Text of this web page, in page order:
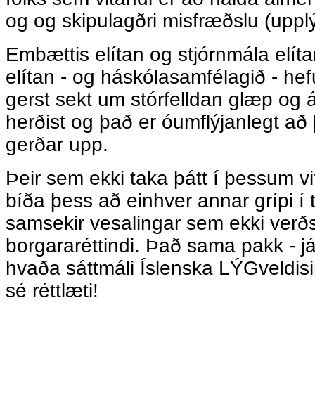
og og skipulagðri misfræðslu
Embættis elítan og stjórnmála
elítan - og háskólasamfélagið -
gerst sekt um stórfelldan glæp og
herðist og það er óumflýjanlegt
gerðar upp.
Þeir sem ekki taka þátt í þessum
bíða þess að einhver annar grípi í
samsekir vesalingar sem ekki
borgararéttindi. Það sama pakk -
hvaða sáttmáli Íslenska
sé réttlæti!